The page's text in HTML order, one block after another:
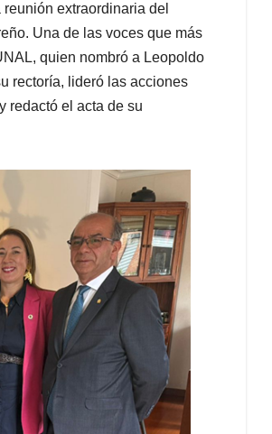
extraordinaria del
Una de las voces que más
quien nombró a Leopoldo
rectoría, lideró las acciones
redactó el acta de su